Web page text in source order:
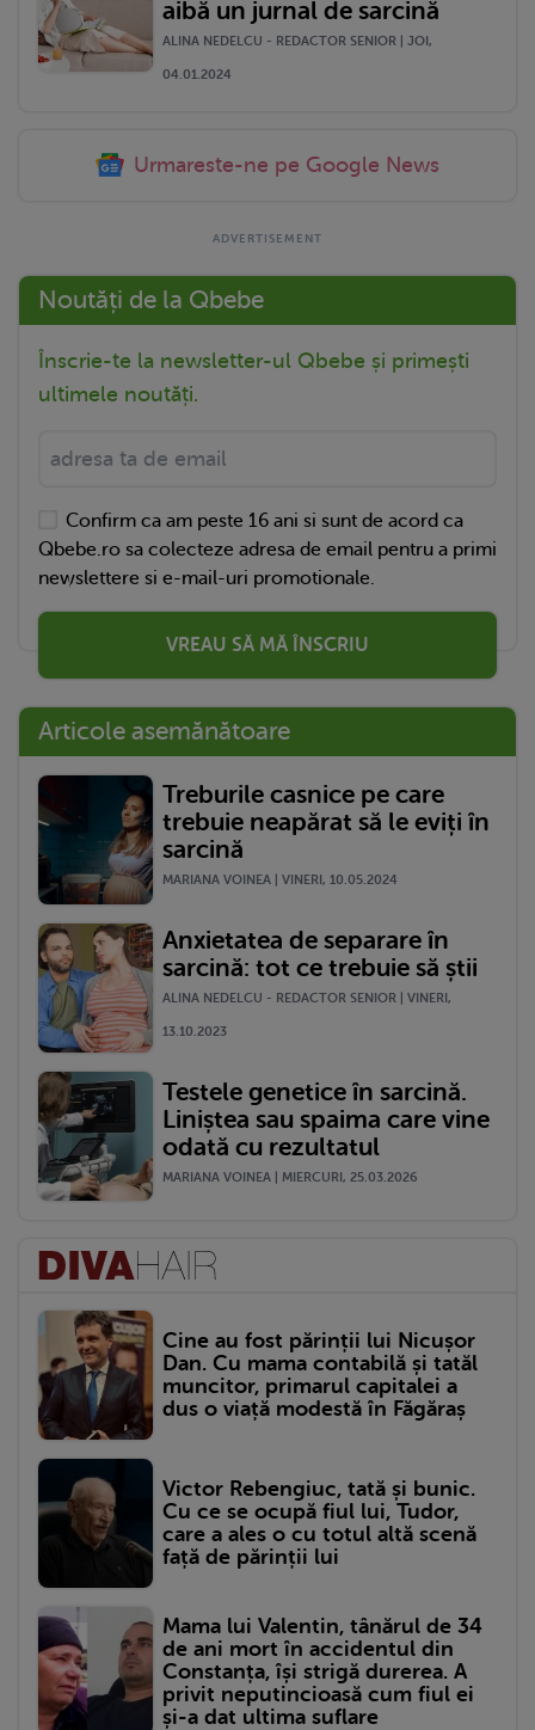
aibă un jurnal de sarcină
ALINA NEDELCU - REDACTOR SENIOR | JOI,
04.01.2024
Urmareste-ne pe Google News
Noutăți de la Qbebe
Înscrie-te la newsletter-ul Qbebe și primești
ultimele noutăți.
Confirm ca am peste 16 ani si sunt de acord ca
Qbebe.ro sa colecteze adresa de email pentru a primi
newslettere si e-mail-uri promotionale.
VREAU SĂ MĂ ÎNSCRIU
Articole asemănătoare
Treburile casnice pe care
trebuie neapărat să le eviți în
sarcină
MARIANA VOINEA | VINERI, 10.05.2024
Anxietatea de separare în
sarcină: tot ce trebuie să știi
ALINA NEDELCU - REDACTOR SENIOR | VINERI,
13.10.2023
Testele genetice în sarcină.
Liniștea sau spaima care vine
odată cu rezultatul
MARIANA VOINEA | MIERCURI, 25.03.2026
Cine au fost părinții lui Nicușor
Dan. Cu mama contabilă și tatăl
muncitor, primarul capitalei a
dus o viață modestă în Făgăraș
Victor Rebengiuc, tată și bunic.
Cu ce se ocupă fiul lui, Tudor,
care a ales o cu totul altă scenă
față de părinții lui
Mama lui Valentin, tânărul de 34
de ani mort în accidentul din
Constanța, își strigă durerea. A
privit neputincioasă cum fiul ei
și-a dat ultima suflare